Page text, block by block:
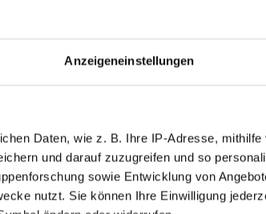
Anzeigeneinstellungen
Daten, wie z. B. Ihre IP-Adresse, mithilfe
und darauf zuzugreifen und so
sowie Entwicklung von
nutzt. Sie können Ihre Einwilligung